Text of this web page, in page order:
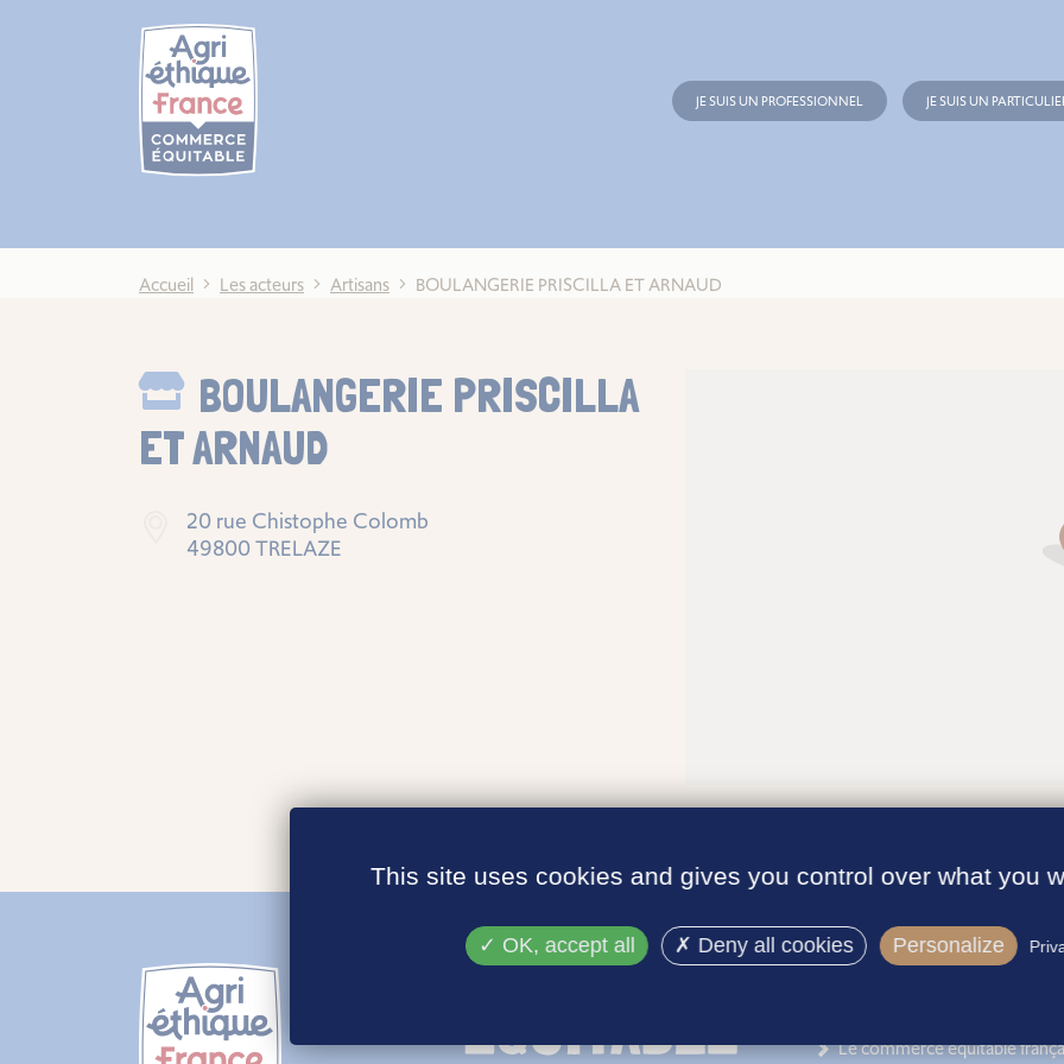
JE SUIS UN PROFESSIONNEL JE SUIS UN
Accueil Les acteurs Artisans BOULANGERIE PRISCILLA ET ARNAUD
BOULANGERIE PRISCILLA
ET ARNAUD
20 rue Chistophe Colomb
49800 TRELAZE
Le commerce équitable
This site uses cookies and gives you control over what you
OK, accept all Deny all cookies Personalize